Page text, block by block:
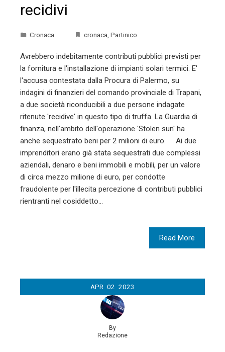
recidivi
Cronaca cronaca, Partinico
Avrebbero indebitamente contributi pubblici previsti per
la fornitura e l'installazione di impianti solari termici. E'
l'accusa contestata dalla Procura di Palermo, su
indagini di finanzieri del comando provinciale di Trapani,
a due società riconducibili a due persone indagate
ritenute 'recidive' in questo tipo di truffa. La Guardia di
finanza, nell'ambito dell'operazione 'Stolen sun' ha
anche sequestrato beni per 2 milioni di euro. Ai due
imprenditori erano già stata sequestrati due complessi
aziendali, denaro e beni immobili e mobili, per un valore
di circa mezzo milione di euro, per condotte
fraudolente per l'illecita percezione di contributi pubblici
rientranti nel cosiddetto…
Read More
APR 02 2023
By
Redazione